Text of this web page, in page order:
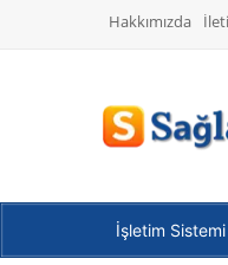
Hakkımızda
İşletim Sistemi